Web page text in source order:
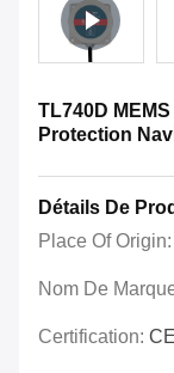
TL740D
Protection
Détails De
Place Of Origin:
Nom De
Certification: CE